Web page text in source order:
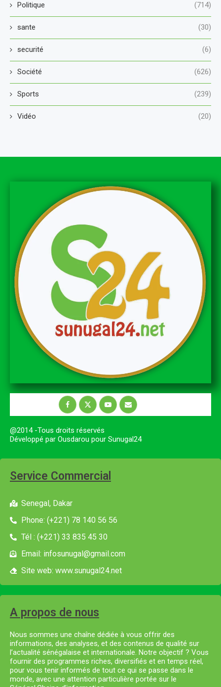
Politique (714)
sante (30)
securité (6)
Société (626)
Sports (239)
Vidéo (20)
@2014 -Tous droits réservés
Développé par Ousdarou pour Sunugal24
Service Commercial
Senegal, Dakar
Phone: (+221) 78 140 56 56
Tél : (+221) 33 835 45 30
Email: infosunugal@gmail.com
Site web: www.sunugal24.net
A propos de nous
Nous sommes une chaîne dédiée à vous offrir des
informations, des analyses, et des contenus de qualité sur
l’actualité sénégalaise et internationale. Notre objectif ? Vous
fournir des programmes riches, diversifiés et en temps réel,
pour vous tenir informés de tout ce qui se passe dans le
monde, avec une attention particulière portée sur le